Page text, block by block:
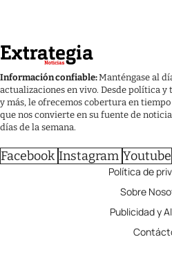
Información confiable:Manténgase al
actualizaciones en vivo. Desde política
y más, le ofrecemos cobertura en
que nos convierte en su fuente de
días de la semana.
Facebook Instagram Youtube
Política de
Sobre
Publicidad y